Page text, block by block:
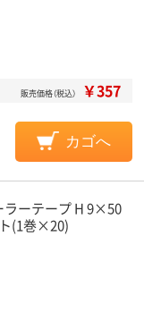
販売価格（税込） ￥357
カゴへ
ラーテープ H 9×50
(1巻×20)